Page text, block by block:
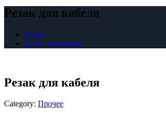
Резак для кабеля
Home
Резак для кабеля
Резак для кабеля
Category: Прочее